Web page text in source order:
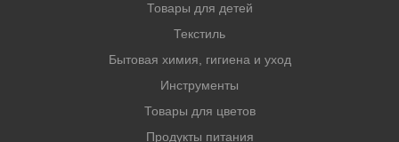
Товары для детей
Текстиль
Бытовая химия, гигиена и уход
Инструменты
Товары для цветов
Продукты питания